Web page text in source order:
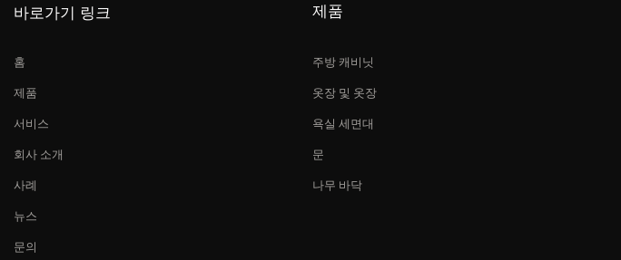
바로가기 링크
홈
제품
서비스
회사 소개
사례
뉴스
문의
제품
주방 캐비닛
옷장 및 옷장
욕실 세면대
문
나무 바닥